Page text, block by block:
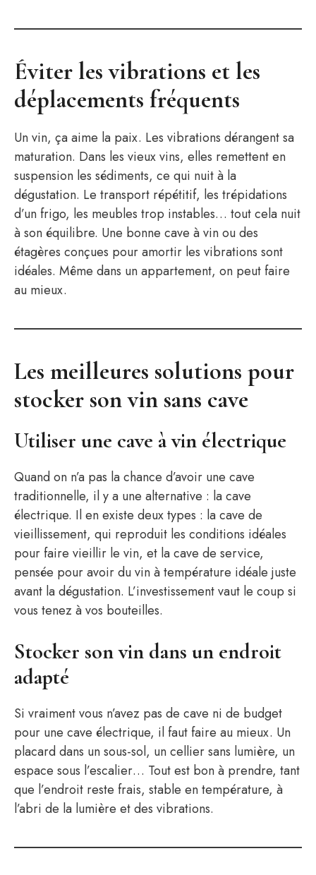
Éviter les vibrations et les
déplacements fréquents
Un vin, ça aime la paix. Les vibrations dérangent sa
maturation. Dans les vieux vins, elles remettent en
suspension les sédiments, ce qui nuit à la
dégustation. Le transport répétitif, les trépidations
d’un frigo, les meubles trop instables… tout cela nuit
à son équilibre. Une bonne cave à vin ou des
étagères conçues pour amortir les vibrations sont
idéales. Même dans un appartement, on peut faire
au mieux.
Les meilleures solutions pour
stocker son vin sans cave
Utiliser une cave à vin électrique
Quand on n’a pas la chance d’avoir une cave
traditionnelle, il y a une alternative : la cave
électrique. Il en existe deux types : la cave de
vieillissement, qui reproduit les conditions idéales
pour faire vieillir le vin, et la cave de service,
pensée pour avoir du vin à température idéale juste
avant la dégustation. L’investissement vaut le coup si
vous tenez à vos bouteilles.
Stocker son vin dans un endroit
adapté
Si vraiment vous n’avez pas de cave ni de budget
pour une cave électrique, il faut faire au mieux. Un
placard dans un sous-sol, un cellier sans lumière, un
espace sous l’escalier… Tout est bon à prendre, tant
que l’endroit reste frais, stable en température, à
l’abri de la lumière et des vibrations.